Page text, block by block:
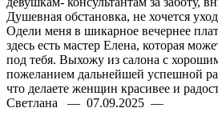
Душевная обстановка, не хочется
Одели меня в шикарное вечернее
здесь есть мастер Елена, которая
под тебя. Выхожу из салона с
пожеланием дальнейшей успешной
что делаете женщин красивее и
Светлана — 07.09.2025 —